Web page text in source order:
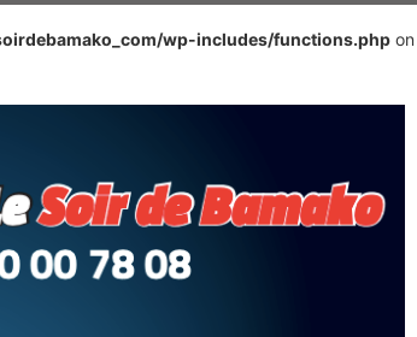
wp-includes/functions.php on